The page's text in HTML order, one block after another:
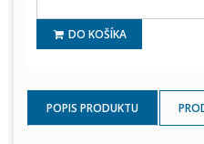
DO KOŠÍKA
POPIS PRODUKTU